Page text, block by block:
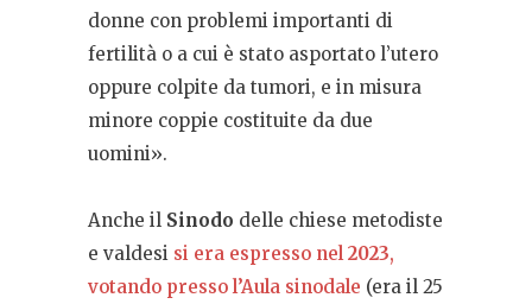
donne con problemi importanti di
fertilità o a cui è stato asportato l’utero
oppure colpite da tumori, e in misura
minore coppie costituite da due
uomini».
Anche il Sinodo delle chiese metodiste
e valdesi si era espresso nel2023,
votando presso l’Aula sinodale (era il 25